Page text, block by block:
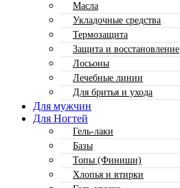
Масла
Укладочные средства
Термозащита
Защита и восстановление
Лосьоны
Лечебные линии
Для бритья и ухода
Для мужчин
Для Ногтей
Гель-лаки
Базы
Топы (Финиши)
Хлопья и втирки